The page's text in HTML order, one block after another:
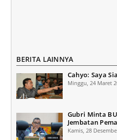
BERITA LAINNYA
Cahyo: Saya
Minggu, 24 Maret
Gubri Minta
Jembatan
Kamis, 28